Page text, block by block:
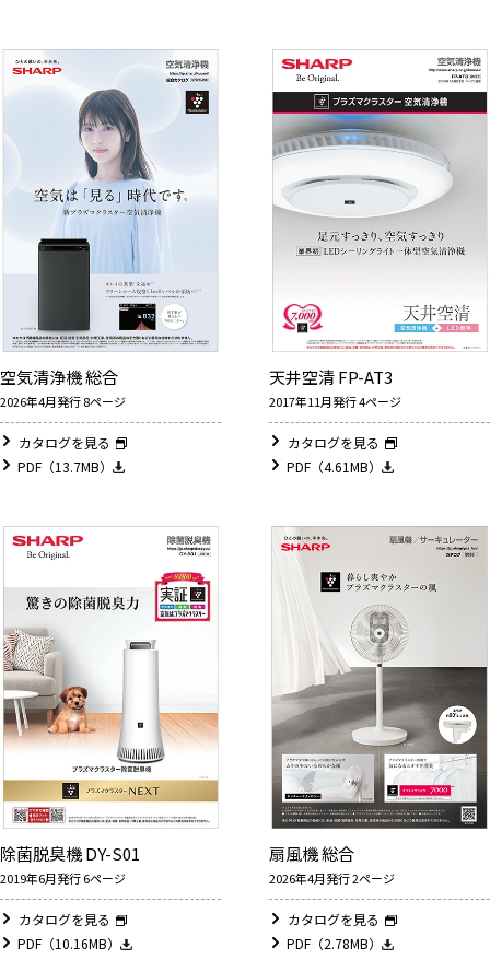
空気清浄機 総合
2026年4月発行 8ページ
カタログを見る
PDF（13.7MB）
天井空清 FP-AT3
2017年11月発行 4ページ
カタログを見る
PDF（4.61MB）
除菌脱臭機 DY-S01
2019年6月発行 6ページ
カタログを見る
PDF（10.16MB）
扇風機 総合
2026年4月発行 2ページ
カタログを見る
PDF（2.78MB）